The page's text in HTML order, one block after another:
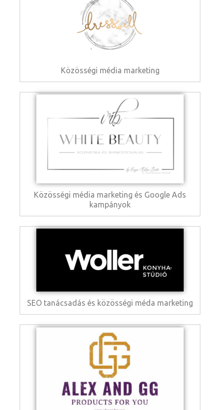
Közösségi média marketing
Közösségi média marketing és Google Ads
kampányok
SEO tanácsadás és közösségi méda marketing